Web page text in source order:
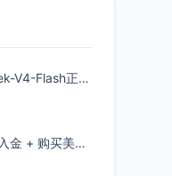
七牛云已经能用上Deepseek-V4-Flash正式版了，点此领取300万Token
美国第一证券开户 + WISE入金 + 购买美股全流程分享